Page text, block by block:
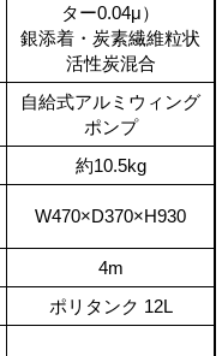
ター0.04μ）
銀添着・炭素繊維粒状
活性炭混合
自給式アルミウィング
ポンプ
約10.5kg
W470×D370×H930
4m
ポリタンク 12L